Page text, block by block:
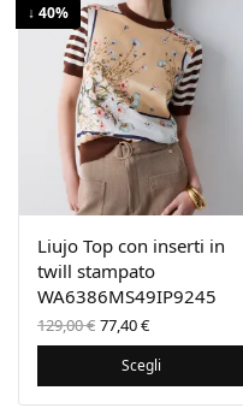
↓ 40%
Liujo Top con inserti in
twill stampato
WA6386MS49IP9245
129,00€ Il prezzo
originale
era:
129,00 €.
77,40€Il
prezzo
attuale
è:
77,40 €.
Scegli